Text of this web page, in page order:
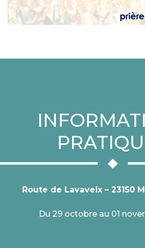
Route de Lavaveix – 23150
Du 29 octobre au 01